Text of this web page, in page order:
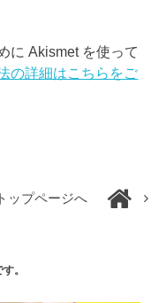
に Akismet を使って
の詳細はこちらをご
トップページへ
。